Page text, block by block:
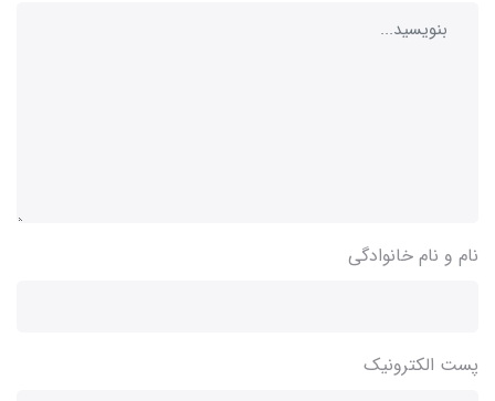
نام و نام خانوادگی
پست الکترونیک